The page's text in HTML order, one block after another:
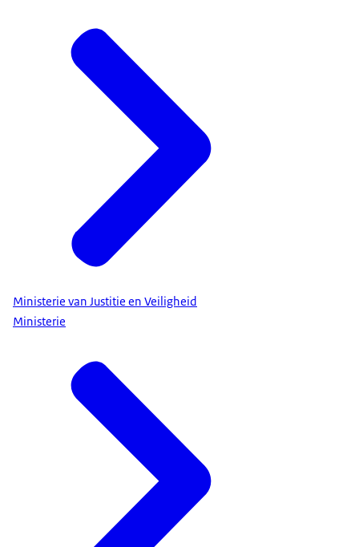
Ministerie van Justitie en Veiligheid
Ministerie